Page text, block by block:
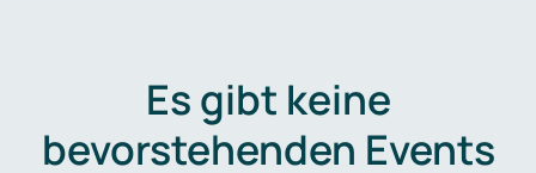
Es gibt keine
bevorstehenden Events